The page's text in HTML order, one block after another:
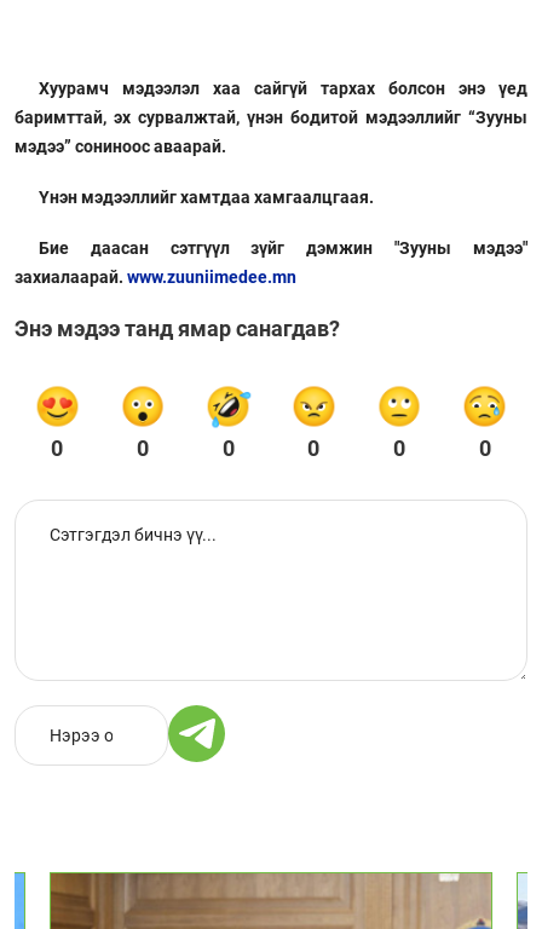
Хуурамч мэдээлэл хаа сайгүй тархах болсон энэ үед
баримттай, эх сурвалжтай, үнэн бодитой мэдээллийг “Зууны
мэдээ” сониноос аваарай.
Үнэн мэдээллийг хамтдаа хамгаалцгаая.
Бие даасан сэтгүүл зүйг дэмжин "Зууны мэдээ"
захиалаарай. www.zuuniimedee.mn
Энэ мэдээ танд ямар санагдав?
0 0 0 0 0 0